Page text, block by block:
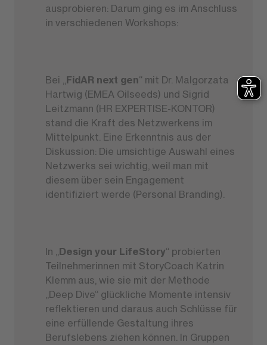
ausprobieren: Darum ging es im Anschluss
in verschiedenen Workshops:
Bei „FidAR next gen“ mit Dr. Malgorzata
Hartwig (EMEA Oilseeds) und Sigrid
Leitzmann (HR EXPERTISE-KONTOR)
stand die Kraft des Netzwerkens im
Mittelpunkt. Eine Erkenntnis aus der
Diskussion: Die umsichtige Auswahl eines
Netzwerks sei wichtig, weil man mit
diesem über sein Engagement
identifiziert werde (Personal Branding).
In „Design your LifeStory“ probierten
Teilnehmerinnen mit StoryCoach Katrin
Klemm aus, wie sie mit der Methode
„Deep Dive“ glückliche Momente intensiv
reflektieren und daraus auch Schlüsse für
eine erfüllende Gestaltung ihres
Berufslebens ziehen können. In Gruppen